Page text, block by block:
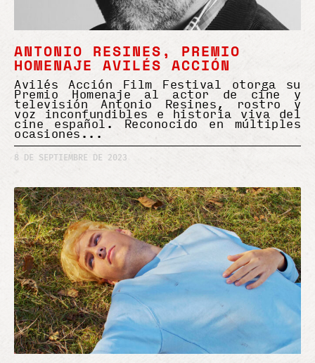
ANTONIO RESINES, PREMIO
HOMENAJE AVILÉS ACCIÓN
Avilés Acción Film Festival otorga su
Premio Homenaje al actor de cine y
televisión Antonio Resines, rostro y
voz inconfundibles e historia viva del
cine español. Reconocido en múltiples
ocasiones
8 DE SEPTIEMBRE DE 2023